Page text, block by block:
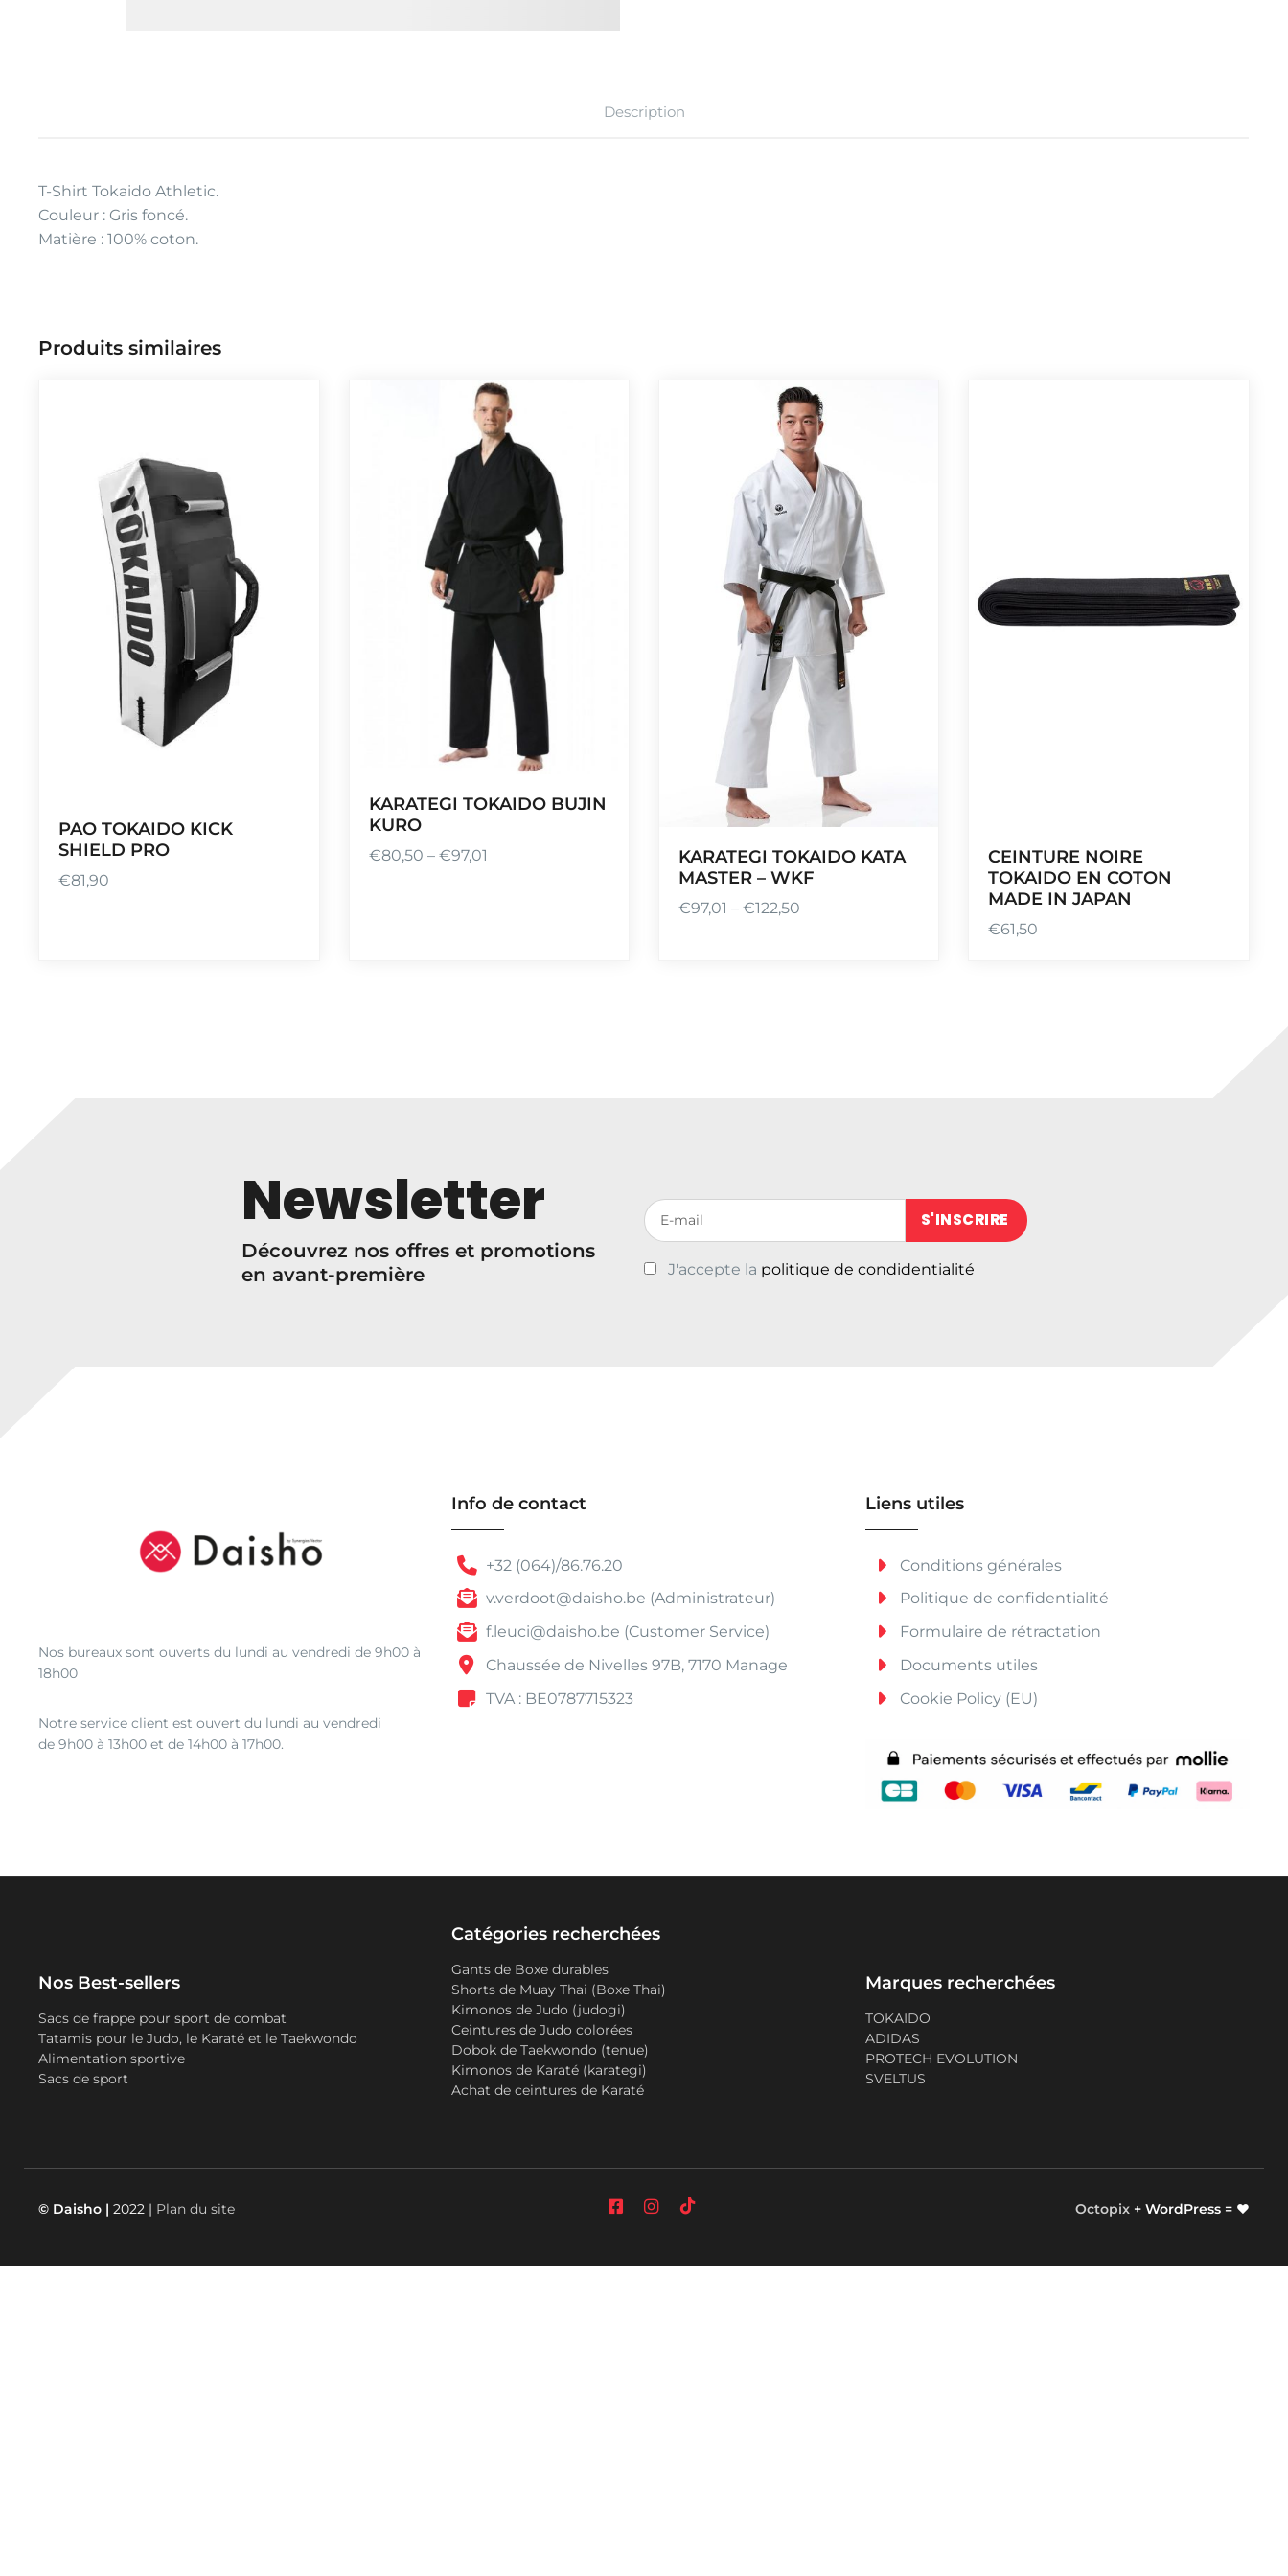
Description
T-Shirt Tokaido Athletic.
Couleur : Gris foncé.
Matière : 100% coton.
Produits similaires
PAO TOKAIDO KICK
SHIELD PRO
€81,90
KARATEGI TOKAIDO BUJIN
KURO
€80,50 – €97,01
P
8
,
5
KARATEGI TOKAIDO KATA
MASTER – WKF
€97,01 – €122,50
P
:
€
7
CEINTURE NOIRE
TOKAIDO EN COTON
MADE IN JAPAN
€61,50
Newsletter
Découvrez nos offres et promotions
en avant-première
Votre adresse de messagerie (obligatoire)
J'accepte la politique de condidentialité
Nos bureaux sont ouverts du lundi au vendredi de 9h00 à
18h00
Notre service client est ouvert du lundi au vendredi
de 9h00 à 13h00 et de 14h00 à 17h00.
Info de contact
+32 (064)/86.76.20
v.verdoot@daisho.be (Administrateur)
f.leuci@daisho.be (Customer Service)
Chaussée de Nivelles 97B, 7170 Manage
TVA : BE0787715323
Liens utiles
Conditions générales
Politique de confidentialité
Formulaire de rétractation
Documents utiles
Cookie Policy (EU)
Nos Best-sellers
Sacs de frappe pour sport de combat
Tatamis pour le Judo, le Karaté et le Taekwondo
Alimentation sportive
Sacs de sport
Catégories recherchées
Gants de Boxe durables
Shorts de Muay Thai (Boxe Thai)
Kimonos de Judo (judogi)
Ceintures de Judo colorées
Dobok de Taekwondo (tenue)
Kimonos de Karaté (karategi)
Achat de ceintures de Karaté
Marques recherchées
TOKAIDO
ADIDAS
PROTECH EVOLUTION
SVELTUS
© Daisho | 2022 | Plan du site Octopix+ WordPress = ❤